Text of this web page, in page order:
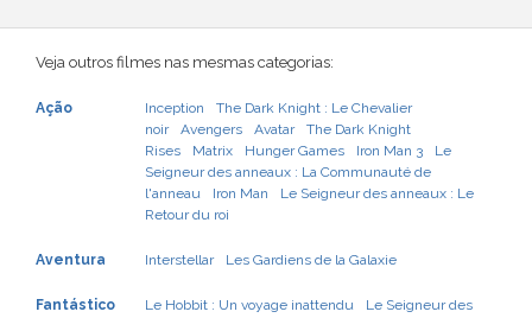
Veja outros filmes nas mesmas categorias:
Ação Inception
The Dark Knight : Le Chevalier
noir
Avengers Avatar
The Dark Knight
Rises
Matrix Hunger Games Iron Man 3
Le
Seigneur des anneaux : La Communauté de
l'anneau
Iron Man
Le Seigneur des anneaux : Le
Retour du roi
Aventura Interstellar Les Gardiens de la Galaxie
Fantástico Le Hobbit : Un voyage inattendu Le Seigneur des